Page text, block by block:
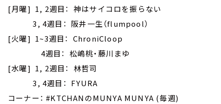
[月曜] 1, 2週目： 神はサイコロを振らない
3, 4週目： 阪井一生（flumpool）
[火曜] 1~3週目： ChroniCloop
4週目： 松嶋桃・藤川まゆ
[水曜] 1, 2週目： 林哲司
3, 4週目： FYURA
コーナー： #KTCHANのMUNYA MUNYA (毎週)